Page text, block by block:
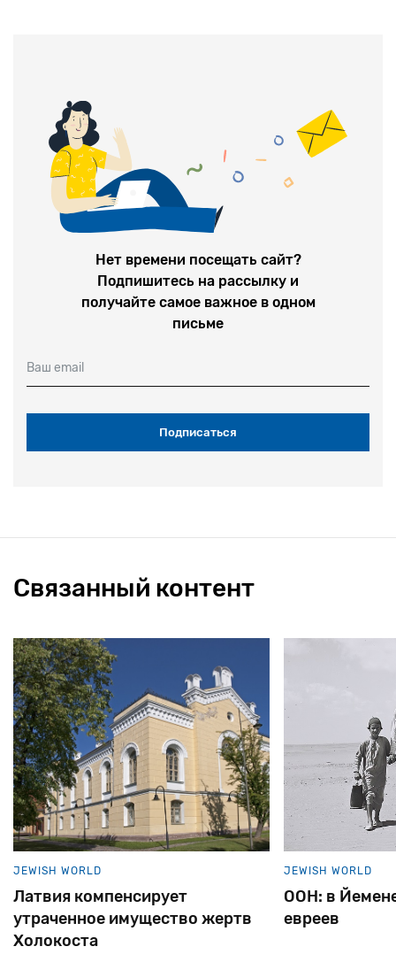
Нет времени посещать сайт?
Подпишитесь на рассылку и
получайте самое важное в одном
письме
Ваш email
Связанный контент
JEWISH WORLD
Латвия компенсирует
утраченное имущество жертв
Холокоста
JEWISH WORLD
ООН: в
евреев